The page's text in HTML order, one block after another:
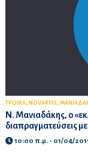
ΤΡΟΙΚΑ, NOVARTIS,
Ν. Μανιαδάκης, ο
διαπραγματεύσεις με
10:00 π.μ. - 01/04/